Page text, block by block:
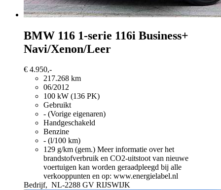
BMW 116 1-serie 116i Business+
Navi/Xenon/Leer
€ 4.950,-
217.268 km
06/2012
100 kW (136 PK)
Gebruikt
- (Vorige eigenaren)
Handgeschakeld
Benzine
- (l/100 km)
129 g/km (gem.) Meer informatie over het
brandstofverbruik en CO2-uitstoot van nieuwe
voertuigen kan worden geraadpleegd bij alle
verkooppunten en op: www.energielabel.nl
Bedrijf, NL-2288 GV RIJSWIJK